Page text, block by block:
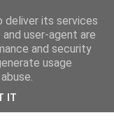
deliver its services
user-agent are
and security
usage
IT